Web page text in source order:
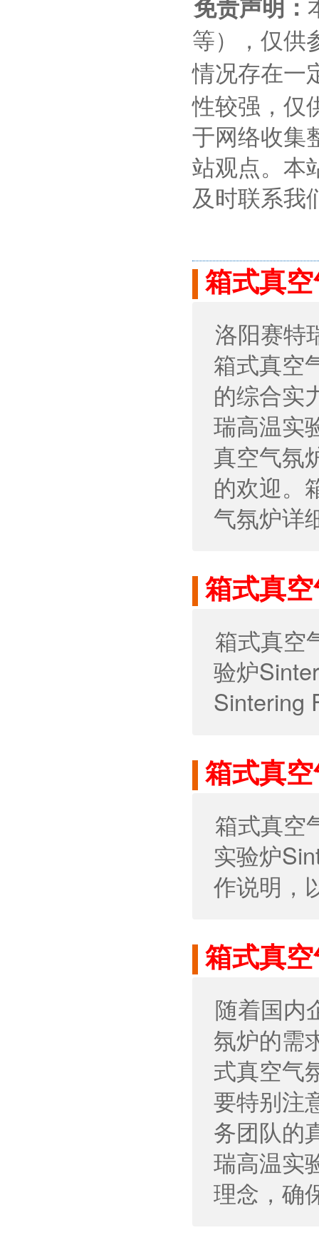
免责声明：
等），仅供
情况存在一
性较强，仅
于网络收集
站观点。本
及时联系我
箱式真
洛阳赛特
箱式真空
的综合实
瑞高温实
真空气氛
的欢迎。
气氛炉详
箱式真
箱式真空
验炉
Sintering
箱式真
箱式真空
实验炉
作说明，
箱式真
随着国内
氛炉的需
式真空气
要特别注
务团队的
瑞高温实
理念，确